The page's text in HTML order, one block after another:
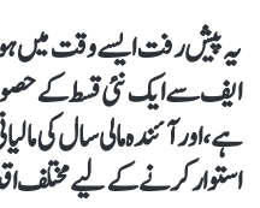
یہ پیش رفت ایسے وقت میں
ایف سے ایک نئی قسط کے
ہے، اور آئندہ مالی سال کی
استوار کرنے کے لیے مختلف